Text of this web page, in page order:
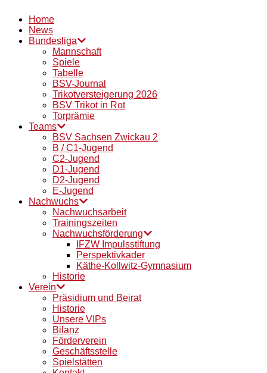
Home
News
Bundesliga
Mannschaft
Spiele
Tabelle
BSV-Journal
Trikotversteigerung 2026
BSV Trikot in Rot
Torprämie
Teams
BSV Sachsen Zwickau 2
B / C1-Jugend
C2-Jugend
D1-Jugend
D2-Jugend
E-Jugend
Nachwuchs
Nachwuchsarbeit
Trainingszeiten
Nachwuchsförderung
IFZW Impulsstiftung
Perspektivkader
Käthe-Kollwitz-Gymnasium
Historie
Verein
Präsidium und Beirat
Historie
Unsere VIPs
Bilanz
Förderverein
Geschäftsstelle
Spielstätten